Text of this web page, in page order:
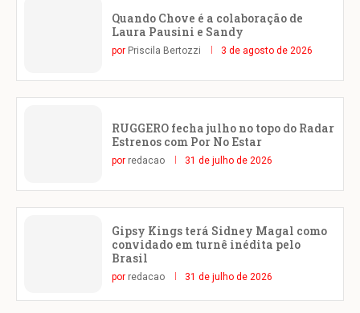
Quando Chove é a colaboração de
Laura Pausini e Sandy
por Priscila Bertozzi 3 de agosto de 2026
RUGGERO fecha julho no topo do Radar
Estrenos com Por No Estar
por redacao 31 de julho de 2026
Gipsy Kings terá Sidney Magal como
convidado em turnê inédita pelo
Brasil
por redacao 31 de julho de 2026